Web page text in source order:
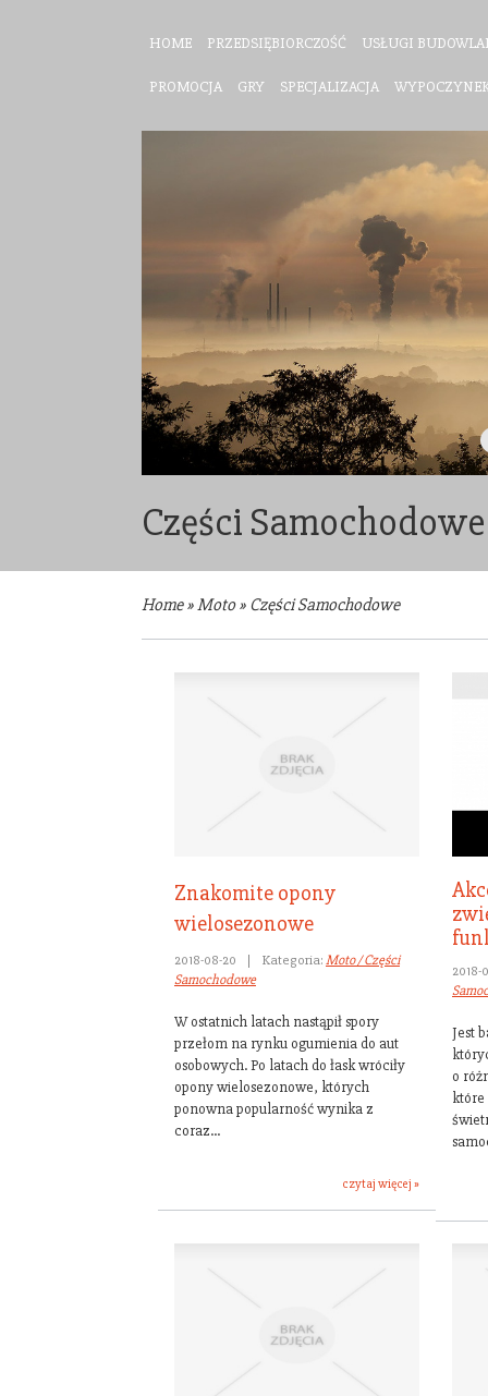
HOME PRZEDSIĘBIORCZOŚĆ USŁUGI
PROMOCJA GRY SPECJALIZACJA
Części
Home»Moto» Części Samochodowe
Znakomite opony
wielosezonowe
2018-08-20 | Kategoria:Moto / Części
Samochodowe
W ostatnich latach nastąpił spory
przełom na rynku ogumienia do aut
osobowych. Po latach do łask wróciły
opony wielosezonowe, których
ponowna popularność wynika z
coraz...
czytaj więcej »
2018-
Jest
o
które